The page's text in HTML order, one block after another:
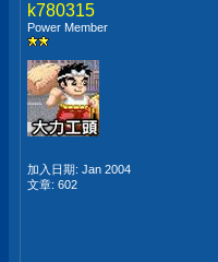
k780315
Power Member
加入日期: Jan 2004
文章: 602